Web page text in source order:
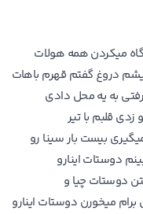
میکردن همه هولات
دروغ گفتم قهرم باهات
به یه محل دادی
زدی قلبم با تیر
بیست بار سینا رو
دوستات اینارو
دوستات چیا و
میخورن دوستات اینارو